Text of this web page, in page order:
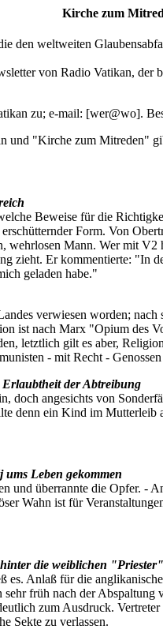
Kirche zum
weltweiten
von Radio Vatikan, der
zu; e-mail: [wer@wo].
und "Kirche zum Mitreden"
Beweise für die
Form. Von
wehrlosen Mann. Wer mit
zieht. Er kommentierte: "In
geladen habe."
verwiesen worden;
ist nach Marx "Opium des
letztlich gilt es aber,
- mit Recht -
der Abtreibung
doch angesichts von
denn ein Kind im Mutterleib
Leben gekommen
und überrannte die Opfer. -
Wahn ist für
die weiblichen "Priester"
Anlaß für die
früh nach der
zum Ausdruck.
Sekte zu verlassen.